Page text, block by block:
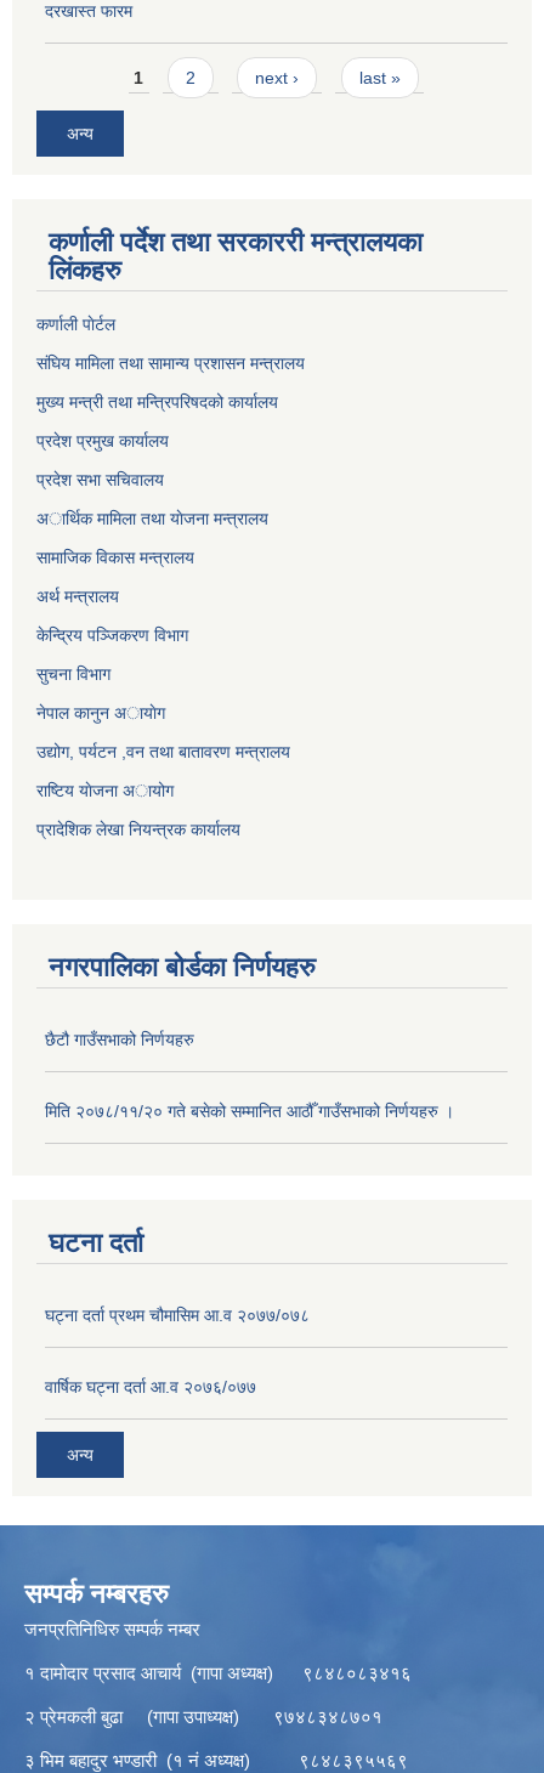
दरखास्त फारम
Pages1 2 next › last »
अन्य
कर्णाली पर्देश तथा सरकाररी मन्त्रालयका
लिंकहरु
कर्णाली पाेर्टल
संघिय मामिला तथा सामान्य प्रशासन मन्त्रालय
मुख्य मन्त्री तथा मन्त्रिपरिषदको कार्यालय
प्रदेश प्रमुख कार्यालय
प्रदेश सभा सचिवालय
अार्थिक मामिला तथा याेजना मन्त्रालय
सामाजिक विकास मन्त्रालय
अर्थ मन्त्रालय
केन्द्रिय पञ्जिकरण विभाग
सुचना विभाग
नेपाल कानुन अायाेग
उद्योग, पर्यटन ,वन तथा बातावरण मन्त्रालय
राष्टिय याेजना अायोग
प्रादेशिक लेखा नियन्त्रक कार्यालय
नगरपालिका बोर्डका निर्णयहरु
छैटौ गाउँसभाको निर्णयहरु
मिति २०७८/११/२० गते बसेको सम्मानित आठौँ गाउँसभाको निर्णयहरु ।
घटना दर्ता
घट्ना दर्ता प्रथम चौमासिम आ.व २०७७/०७८
वार्षिक घट्ना दर्ता आ.व २०७६/०७७
अन्य
सम्पर्क नम्बरहरु
जनप्रतिनिधिरु सम्पर्क नम्बर
१ दामोदार प्रसाद आचार्य (गापा अध्यक्ष) ९८४८०८३४१६
२ प्रेमकली बुढा (गापा उपाध्यक्ष) ९७४८३४८७०१
३ भिम बहादुर भण्डारी (१ नं अध्यक्ष) ९८४८३९५५६९